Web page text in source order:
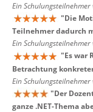
Ein
"Die
Teilnehmer dadurch
Ein
"Es war
Betrachtung
Ein
"Der
ganze .NET-Thema